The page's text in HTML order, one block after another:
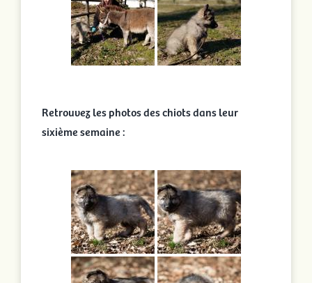
Retrouvez les photos des chiots dans leur
sixième semaine :